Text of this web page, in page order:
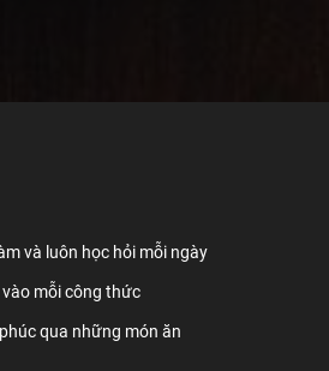
và luôn học hỏi mỗi ngày
mỗi công thức
qua những món ăn